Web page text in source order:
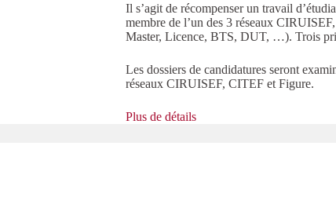
Il s’agit de récompenser un travail
membre de l’un des 3 réseaux
Master, Licence, BTS, DUT, …). Trois
Les dossiers de candidatures seront
réseaux CIRUISEF, CITEF et Figure.
Plus de détails